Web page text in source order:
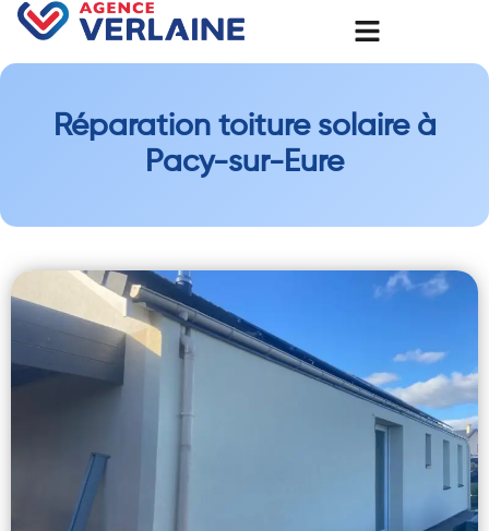
Réparation toiture solaire à
Pacy-sur-Eure